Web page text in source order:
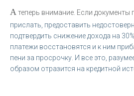
А теперь внимание. Если
прислать, предоставить
подтвердить снижение дохода на
платежи восстановятся и к ним
пени за просрочку. И все это,
образом отразится на кредитной